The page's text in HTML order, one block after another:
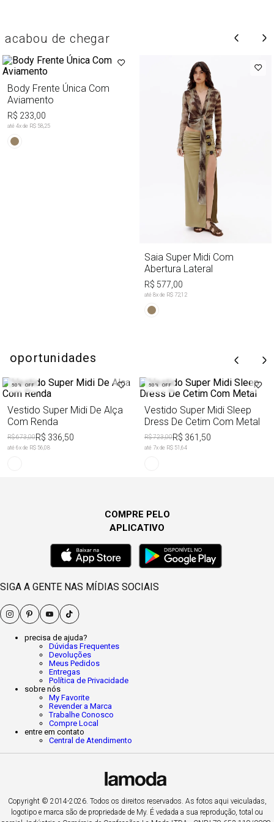
acabou de chegar
Body Frente Única Com
Aviamento
R$ 233,00
até 4x de R$ 58,25
Saia Super Midi Com
Abertura Lateral
R$ 577,00
até 8x de R$ 72,12
oportunidades
50% OFF
Vestido Super Midi De Alça
Com Renda
R$ 673,00R$ 336,50
até 6x de R$ 56,08
50% OFF
Vestido Super Midi Sleep
Dress De Cetim Com Metal
R$ 723,00R$ 361,50
até 7x de R$ 51,64
precisa de ajuda?
Dúvidas Frequentes
Devoluções
Meus Pedidos
Entregas
Política de Privacidade
sobre nós
My Favorite
Revender a Marca
Trabalhe Conosco
Compre Local
entre em contato
Central de Atendimento
COMPRE PELO
APLICATIVO
SIGA A GENTE NAS MÍDIAS SOCIAIS
Copyright © 2014-2026. Todos os direitos reservados. As fotos aqui veiculadas,
logotipo e marca são de propriedade de My. É vedada a sua reprodução, total ou